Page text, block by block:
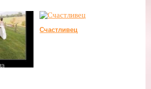
Счастливец